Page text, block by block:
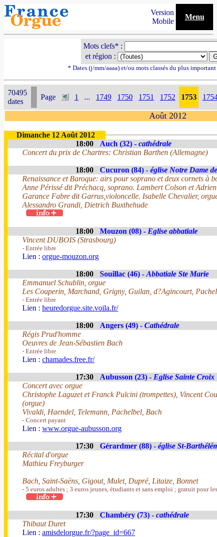
Version
Mobile
Menu
Mots clefs* :
et région :
* Dates (j/mm/aaaa) et/ou mots classés du plus
70495
dates
Page 1 ... 1749 1750 1751 1752 1753
Août 2012
Dimanche 12 Août 2012
18:00
Auch (32) - cathédrale
Concert du prix de Chartres: Christian Barthen (Allemagne)
18:00 Cucuron (84) - église Notre Dame
Renaissance et Baroque: airs pour soprano et deux cornets à
Anne Périssé dit Préchacq, soprano. Lambert Colson et
Garance Fabre dit Garrus,violoncelle. Isabelle Chevalier,
Alessandro Grandi, Dietrich Buxthehude
18:00 Mouzon (08) - Eglise abbatiale
Vincent DUBOIS (Strasbourg)
- Entrée libre
Lien : orgue-mouzon.org
18:00 Souillac (46) - Abbatiale Ste Marie
Emmanuel Schublin, orgue
Les Couperin, Marchand, Grigny, Guilan, d?Agincourt,
- Entrée libre
Lien : heuredorgue.site.voila.fr/
18:00 Angers (49) - Cathédrale
Régis Prud'homme
Oeuvres de Jean-Sébastien Bach
- Entrée libre
Lien : chamades.free.fr/
17:30 Aubusson (23) - Eglise Sainte Croix
Concert avec orgue
Christophe Laguzet et Franck Pulcini (trompettes), Vincent
(orgue)
Vivaldi, Haendel, Telemann, Pachelbel, Bach
- Concert payant
Lien : www.orgue-aubusson.org
17:30 Gérardmer (88) - église St-
Récital d'orgue
Mathieu Freyburger
Bach, Saint-Saëns, Gigout, Mulet, Dupré, Litaize, Bonnet
- 5 euros adultes ; 3 euros jeunes, étudiants et sans emploi ; gratuit pour
17:30 Chambéry (73) - cathédrale
Thibaut Duret
Lien : amisdelorgue.fr/?page_id=667